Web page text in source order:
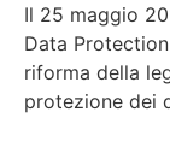
Il 25 maggio
Data
riforma della
protezione dei